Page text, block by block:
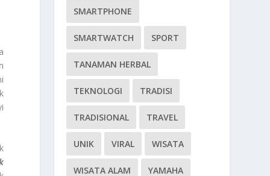
SMARTPHONE
SMARTWATCH SPORT
TANAMAN HERBAL
TEKNOLOGI TRADISI
TRADISIONAL TRAVEL
UNIK VIRAL WISATA
WISATA ALAM YAMAHA